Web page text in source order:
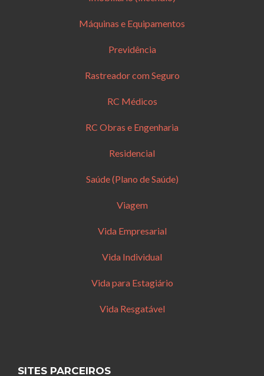
Máquinas e Equipamentos
Previdência
Rastreador com Seguro
RC Médicos
RC Obras e Engenharia
Residencial
Saúde (Plano de Saúde)
Viagem
Vida Empresarial
Vida Individual
Vida para Estagiário
Vida Resgatável
SITES PARCEIROS